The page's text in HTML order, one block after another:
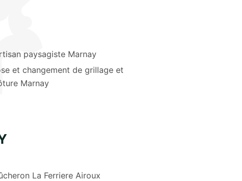
paysagiste Marnay
et changement de grillage et
Marnay
La Ferriere Airoux